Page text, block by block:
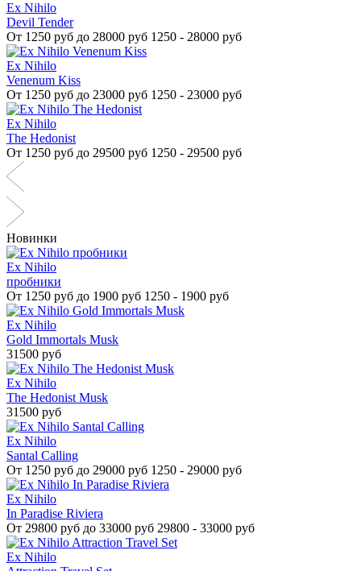
Ex Nihilo
Devil Tender
От 1250 руб до 28000 руб 1250 - 28000 руб
Ex Nihilo
Venenum Kiss
От 1250 руб до 23000 руб 1250 - 23000 руб
Ex Nihilo
The Hedonist
От 1250 руб до 29500 руб 1250 - 29500 руб
Новинки
Ex Nihilo
пробники
От 1250 руб до 1900 руб 1250 - 1900 руб
Ex Nihilo
Gold Immortals Musk
31500 руб
Ex Nihilo
The Hedonist Musk
31500 руб
Ex Nihilo
Santal Calling
От 1250 руб до 29000 руб 1250 - 29000 руб
Ex Nihilo
In Paradise Riviera
От 29800 руб до 33000 руб 29800 - 33000 руб
Ex Nihilo